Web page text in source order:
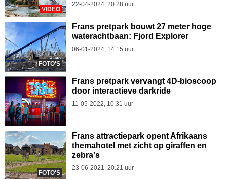
VIDEO
22-04-2024, 20.28 uur
FOTO'S
Frans pretpark bouwt 27 meter hoge
waterachtbaan: Fjord Explorer
06-01-2024, 14.15 uur
Frans pretpark vervangt 4D-bioscoop
door interactieve darkride
11-05-2022, 10.31 uur
FOTO'S
Frans attractiepark opent Afrikaans
themahotel met zicht op giraffen en
zebra's
23-06-2021, 20.21 uur